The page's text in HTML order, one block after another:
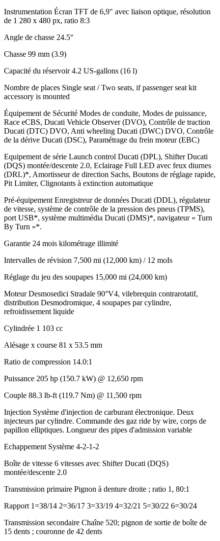
Instrumentation Écran TFT de 6,9" avec liaison optique, résolution
de 1 280 x 480 px, ratio 8:3
Angle de chasse 24.5°
Chasse 99 mm (3.9)
Capacité du réservoir4.2 US-gallons (16 l)
Nombre de places Single seat / Two seats, if passenger seat kit
accessory is mounted
Équipement de Sécurité Modes de conduite, Modes de puissance,
Race eCBS, Ducati Vehicle Observer (DVO), Contrôle de traction
Ducati (DTC) DVO, Anti wheeling Ducati (DWC) DVO, Contrôle
de la dérive Ducati (DSC), Paramétrage du frein moteur (EBC)
Equipement de série Launch control Ducati (DPL), Shifter Ducati
(DQS) montée/descente 2.0, Eclairage Full LED avec feux diurnes
(DRL)*, Amortisseur de direction Sachs, Boutons de réglage rapide,
Pit Limiter, Clignotants à extinction automatique
Pré-équipement Enregistreur de données Ducati (DDL), régulateur
de vitesse, système de contrôle de la pression des pneus (TPMS),
port USB*, système multimédia Ducati (DMS)*, navigateur « Turn
By Turn »*.
Garantie 24 mois kilométrage illimité
Intervalles de révision 7,500 mi (12,000 km) / 12 moIs
Réglage du jeu des soupapes 15,000 mi (24,000 km)
MoteurDesmosedici Stradale 90°V4, vilebrequin contrarotatif,
distribution Desmodromique, 4 soupapes par cylindre,
refroidissement liquide
Cylindrée 1 103 cc
Alésage x course 81 x 53.5 mm
Ratio de compression 14.0:1
Puissance 205 hp (150.7 kW) @ 12,650 rpm
Couple 88.3 lb-ft (119.7 Nm) @ 11,500 rpm
Injection Système d'injection de carburant électronique. Deux
injecteurs par cylindre. Commande des gaz ride by wire, corps de
papillon elliptiques. Longueur des pipes d'admission variable
Echappement Système 4-2-1-2
Boîte de vitesse 6 vitesses avec Shifter Ducati (DQS)
montée/descente 2.0
Transmission primaire Pignon à denture droite ; ratio 1, 80:1
Rapport 1=38/14 2=36/17 3=33/19 4=32/21 5=30/22 6=30/24
Transmission secondaire Chaîne 520; pignon de sortie de boîte de
15 dents ; couronne de 42 dents